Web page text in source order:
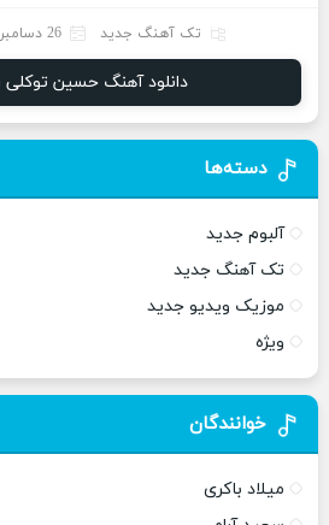
تک آهنگ جدید 26 دسامبر 2021
دانلود آهنگ حسین توکلی
دسته‌ها
آلبوم جدید
تک آهنگ جدید
موزیک ویدیو جدید
ویژه
خوانندگان
میلاد باکری